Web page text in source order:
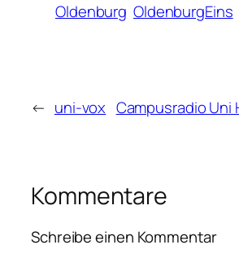
Oldenburg OldenburgEins
← uni-vox Campusradio Uni
Kommentare
Schreibe einen Kommentar